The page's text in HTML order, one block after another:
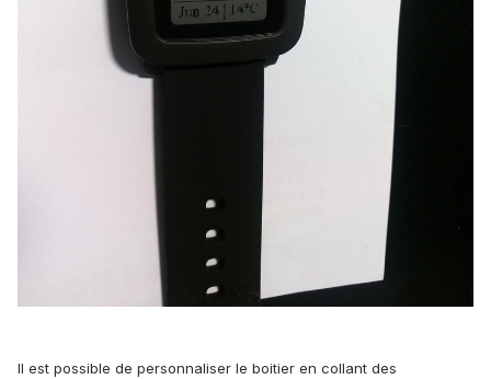
Il est possible de personnaliser le boitier en collant des